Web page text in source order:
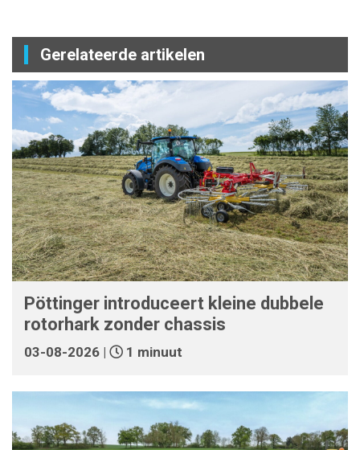
Gerelateerde artikelen
Pöttinger introduceert kleine dubbele
rotorhark zonder chassis
03-08-2026 | 1 minuut